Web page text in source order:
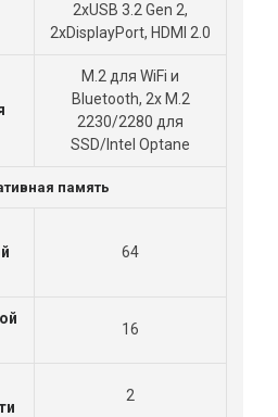
2xUSB 3.2 Gen 2,
2xDisplayPort, HDMI 2.0
M.2 для WiFi и
Bluetooth, 2x M.2
2230/2280 для
SSD/Intel Optane
память
64
16
2